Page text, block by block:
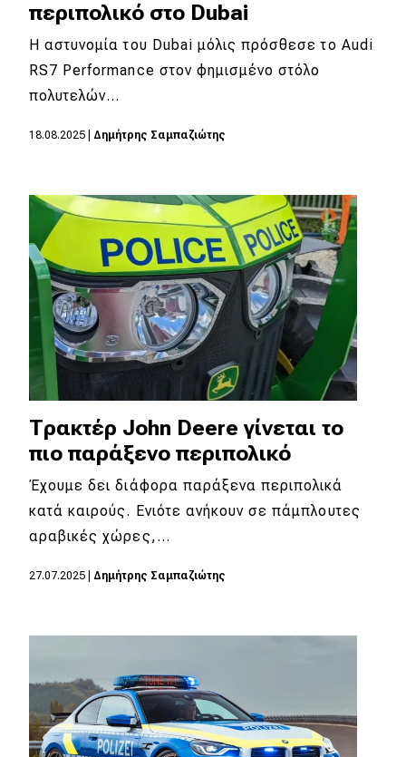
περιπολικό στο Dubai
Η αστυνομία του Dubai μόλις πρόσθεσε το Audi
RS7 Performance στον φημισμένο στόλο
πολυτελών…
18.08.2025 Δημήτρης Σαμπαζιώτης
Τρακτέρ John Deere γίνεται το
πιο παράξενο περιπολικό
Έχουμε δει διάφορα παράξενα περιπολικά
κατά καιρούς. Ενιότε ανήκουν σε πάμπλουτες
αραβικές χώρες,…
27.07.2025 Δημήτρης Σαμπαζιώτης